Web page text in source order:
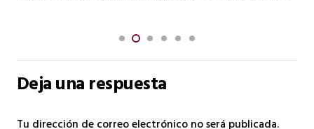
Deja una respuesta